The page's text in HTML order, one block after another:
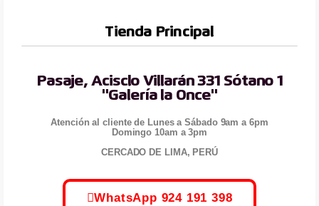
Tienda Principal
Pasaje, Acisclo Villarán 331 Sótano 1
"Galería la Once"
Atención al cliente de Lunes a Sábado 9am a 6pm
Domingo 10am a 3pm
CERCADO DE LIMA, PERÚ
WhatsApp 924 191 398